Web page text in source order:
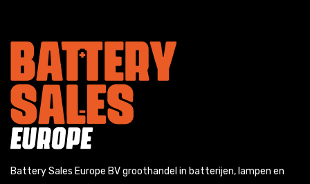
Battery Sales Europe BV groothandel in batterijen, lampen en